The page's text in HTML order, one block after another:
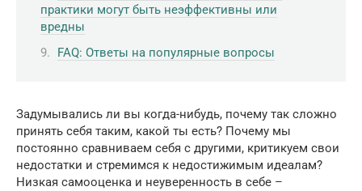
практики могут быть неэффективны или
вредны
FAQ: Ответы на популярные вопросы
Задумывались ли вы когда-нибудь, почему так сложно
принять себя таким, какой ты есть? Почему мы
постоянно сравниваем себя с другими, критикуем свои
недостатки и стремимся к недостижимым идеалам?
Низкая самооценка и неуверенность в себе –